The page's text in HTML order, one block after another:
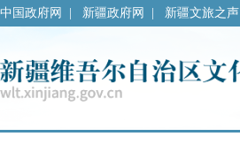
中国政府网 新疆政府网 新疆文旅之声